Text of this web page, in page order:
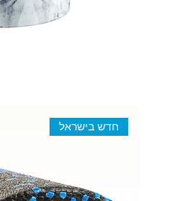
חדש בישראל